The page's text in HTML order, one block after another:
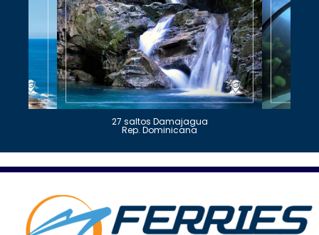
27 saltos Damajagua
Rep. Dominicana